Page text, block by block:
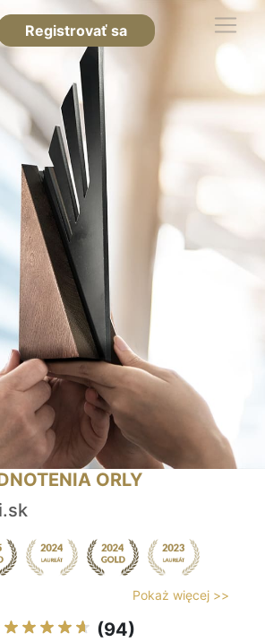
Registrovať sa
ORLY
Pokaż więcej >>
(94)